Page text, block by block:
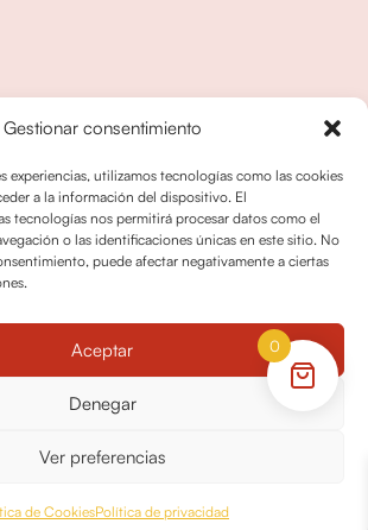
Gestionar consentimiento
experiencias, utilizamos tecnologías como las cookies
a la información del dispositivo. El
tecnologías nos permitirá procesar datos como el
o las identificaciones únicas en este sitio. No
puede afectar negativamente a ciertas
Aceptar
Denegar
Ver preferencias
de CookiesPolítica de privacidad
y cancelaciones
2026 Todos los derechos reservados
0